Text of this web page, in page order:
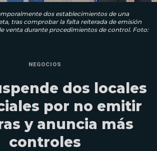
dos establecimientos de una
tras comprobar la falta reiterada de emisión
venta durante procedimientos de control. Foto:
NEGOCIOS
dos locales
por no emitir
y anuncia más
controles